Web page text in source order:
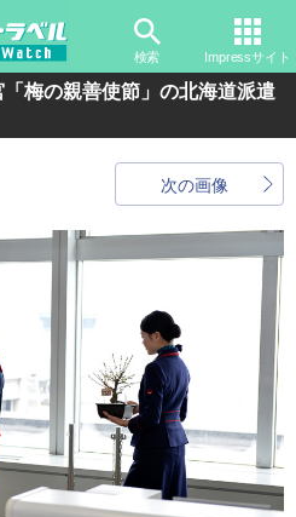
検索 Impressサイト
梅の親善使節」の北海道派遣
次の画像